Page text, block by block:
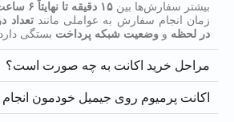
بیشتر سفارش‌ها بین ۱۵ دقیقه تا نهایتاً ۶ ساعت
زمان انجام سفارش به عواملی مانندتعداد
در لحظه و وضعیت شبکه پرداخت بستگی
مراحل خرید اکانت به چه صورت است؟
اکانت پرمیوم روی جیمیل خودمون